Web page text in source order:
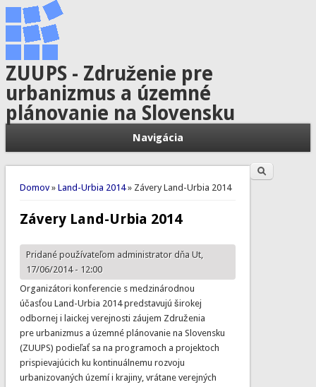
ZUUPS - Združenie pre
urbanizmus a územné
plánovanie na Slovensku
Navigácia
Nachádzate sa tu
Domov» Land-Urbia 2014» Závery Land-Urbia 2014
Závery Land-Urbia 2014
Pridané používateľom administratordňa Ut,
17/06/2014 - 12:00
Organizátori konferencie s medzinárodnou
účasťou Land-Urbia 2014 predstavujú širokej
odbornej i laickej verejnosti záujem Združenia
pre urbanizmus a územné plánovanie na Slovensku
(ZUUPS) podieľať sa na programoch a projektoch
prispievajúcich ku kontinuálnemu rozvoju
urbanizovaných území i krajiny, vrátane verejných
Vyhľadávanie Hľadať